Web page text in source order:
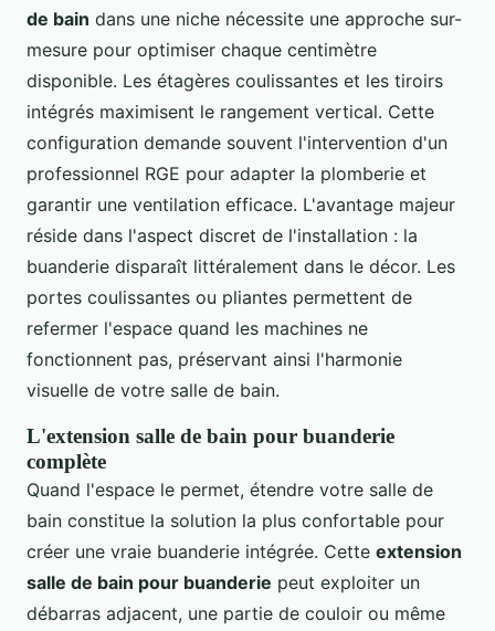
de bain dans une niche nécessite une approche sur-
mesure pour optimiser chaque centimètre
disponible. Les étagères coulissantes et les tiroirs
intégrés maximisent le rangement vertical. Cette
configuration demande souvent l'intervention d'un
professionnel RGE pour adapter la plomberie et
garantir une ventilation efficace. L'avantage majeur
réside dans l'aspect discret de l'installation : la
buanderie disparaît littéralement dans le décor. Les
portes coulissantes ou pliantes permettent de
refermer l'espace quand les machines ne
fonctionnent pas, préservant ainsi l'harmonie
visuelle de votre salle de bain.
L'extension salle de bain pour buanderie
complète
Quand l'espace le permet, étendre votre salle de
bain constitue la solution la plus confortable pour
créer une vraie buanderie intégrée. Cette extension
salle de bain pour buanderie peut exploiter un
débarras adjacent, une partie de couloir ou même